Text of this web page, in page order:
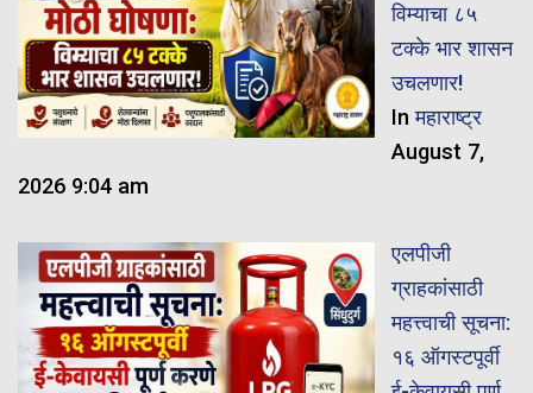
विम्याचा ८५
टक्के भार शासन
उचलणार!
Inमहाराष्ट्र
August 7,
2026 9:04 am
एलपीजी
ग्राहकांसाठी
महत्त्वाची सूचना:
१६ ऑगस्टपूर्वी